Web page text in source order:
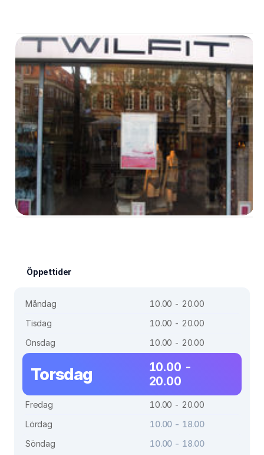
Öppettider
Måndag
10.00 - 20.00
Tisdag
10.00 - 20.00
Onsdag
10.00 - 20.00
Torsdag
10.00 -
20.00
Fredag
10.00 - 20.00
Lördag
10.00 - 18.00
Söndag
10.00 - 18.00